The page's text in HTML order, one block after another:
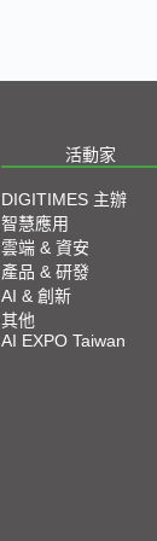
活動家
DIGITIMES 主辦
智慧應用
雲端 & 資安
產品 & 研發
AI & 創新
其他
AI EXPO Taiwan